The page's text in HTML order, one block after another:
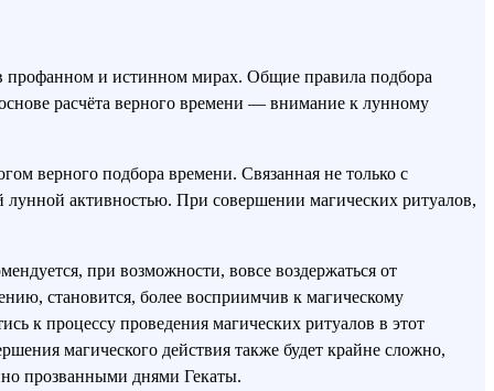
профанном и истинном мирах. Общие правила подбора
расчёта верного времени — внимание к лунному
верного подбора времени. Связанная не только с
активностью. При совершении магических ритуалов,
при возможности, вовсе воздержаться от
становится, более восприимчив к магическому
к процессу проведения магических ритуалов в этот
магического действия также будет крайне сложно,
прозванными днями Гекаты.